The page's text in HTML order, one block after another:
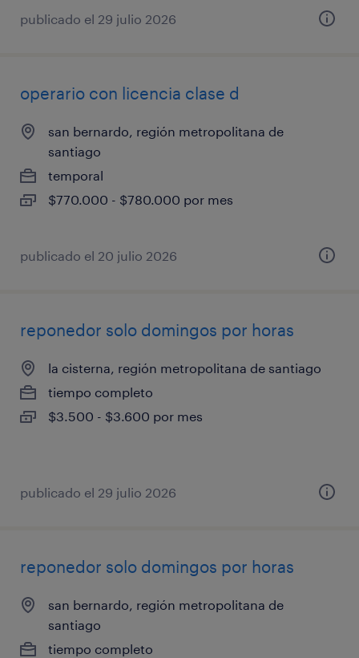
publicado el 29 julio 2026
operario con licencia clase d
san bernardo, región metropolitana de
santiago
temporal
$770.000 - $780.000 por mes
publicado el 20 julio 2026
reponedor solo domingos por horas
la cisterna, región metropolitana de santiago
tiempo completo
$3.500 - $3.600 por mes
publicado el 29 julio 2026
reponedor solo domingos por horas
san bernardo, región metropolitana de
santiago
tiempo completo